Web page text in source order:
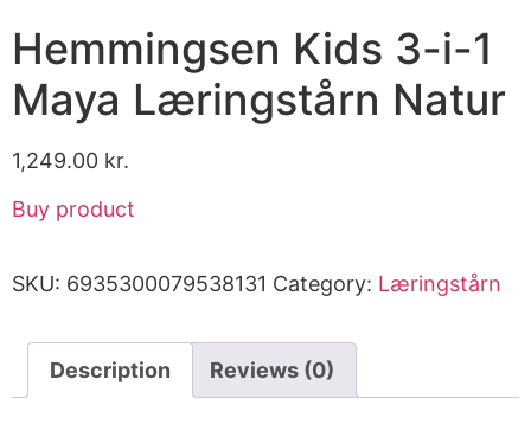
Hemmingsen Kids 3-i-1
Maya Læringstårn Natur
1,249.00 kr.
Buy product
SKU: 6935300079538131 Category: Læringstårn
Description Reviews (0)